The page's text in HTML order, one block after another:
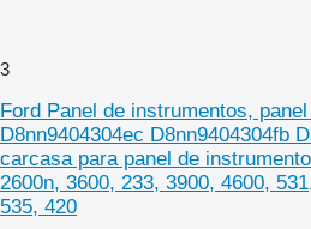
3
Ford Panel de instrumentos,
D8nn9404304ec D8nn9404304fb
carcasa para panel de
2600n, 3600, 233, 3900, 4600,
535, 420